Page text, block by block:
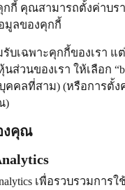
กี้ คุณสามารถตั้งค่าบรา
มูลของคุกกี้
บเฉพาะคุกกี้ของเรา แ
วนของเรา ให้เลือก
บุคคลที่สาม) (หรือการตั้
)
งคุณ
เพื่อรวบรวมการใ